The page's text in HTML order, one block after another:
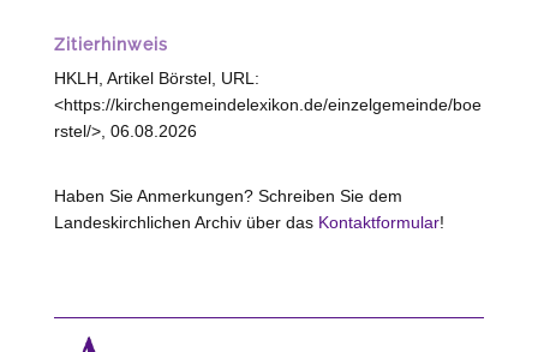
Zitierhinweis
HKLH, Artikel Börstel, URL:
<https://kirchengemeindelexikon.de/einzelgemeinde/boe
rstel/>, 06.08.2026
Haben Sie Anmerkungen? Schreiben Sie dem
Landeskirchlichen Archiv über das Kontaktformular!